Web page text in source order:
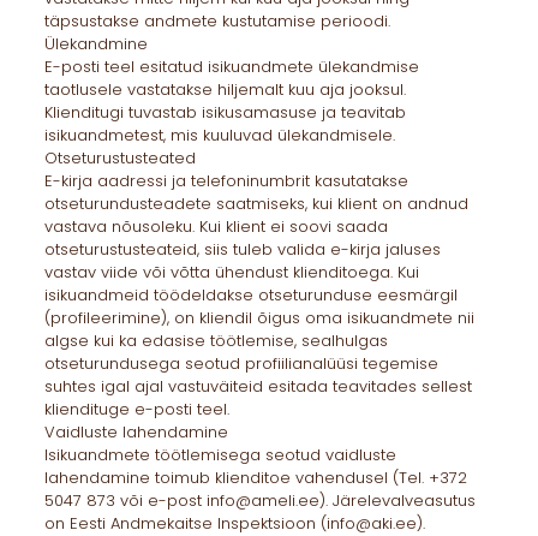
täpsustakse andmete kustutamise perioodi.
Ülekandmine
E-posti teel esitatud isikuandmete ülekandmise
taotlusele vastatakse hiljemalt kuu aja jooksul.
Klienditugi tuvastab isikusamasuse ja teavitab
isikuandmetest, mis kuuluvad ülekandmisele.
Otseturustusteated
E-kirja aadressi ja telefoninumbrit kasutatakse
otseturundusteadete saatmiseks, kui klient on andnud
vastava nõusoleku. Kui klient ei soovi saada
otseturustusteateid, siis tuleb valida e-kirja jaluses
vastav viide või võtta ühendust klienditoega. Kui
isikuandmeid töödeldakse otseturunduse eesmärgil
(profileerimine), on kliendil õigus oma isikuandmete nii
algse kui ka edasise töötlemise, sealhulgas
otseturundusega seotud profiilianalüüsi tegemise
suhtes igal ajal vastuväiteid esitada teavitades sellest
kliendituge e-posti teel.
Vaidluste lahendamine
Isikuandmete töötlemisega seotud vaidluste
lahendamine toimub klienditoe vahendusel (Tel. +372
5047 873 või e-post info@ameli.ee). Järelevalveasutus
on Eesti Andmekaitse Inspektsioon (info@aki.ee).